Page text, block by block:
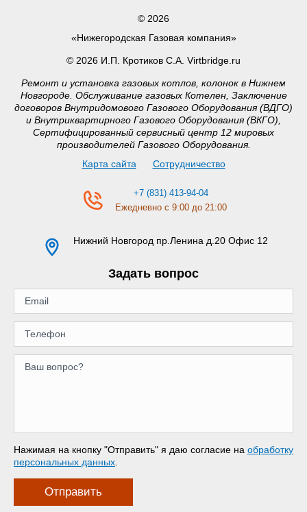
© 2026
«Нижегородская Газовая компания»
© 2026 И.П. Кротиков С.А. Virtbridge.ru
Ремонт и установка газовых котлов, колонок в Нижнем
Новгороде. Обслуживание газовых Котелен, Заключение
договоров Внутридомового Газового Оборудования (ВДГО)
и Внутриквартирного Газового Оборудования (ВКГО),
Сертифицированный сервисный центр 12 мировых
производителей Газового Оборудования.
Карта сайта
Сотрудничество
+7 (831) 413-94-04
Ежедневно с 9:00 до 21:00
Нижний Новгород пр.Ленина д.20 Офис 12
Задать вопрос
Нажимая на кнопку "Отправить" я даю согласие на обработку
персональных данных
Отправить